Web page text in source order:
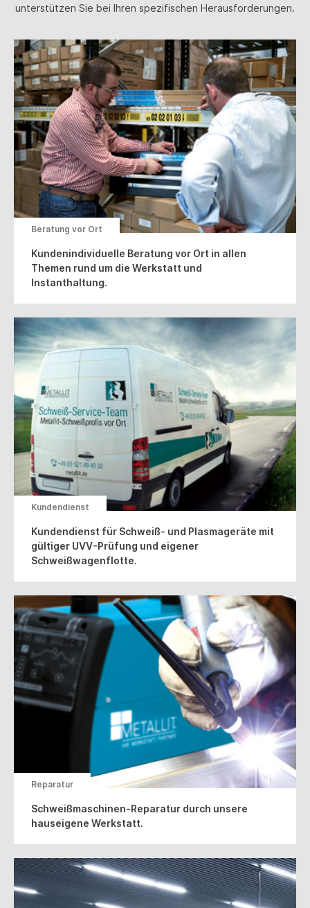
unterstützen Sie bei Ihren spezifischen Herausforderungen.
Beratung vor Ort
Kundenindividuelle Beratung vor Ort in allen
Themen rund um die Werkstatt und
Instanthaltung.
Kundendienst
Kundendienst für Schweiß- und Plasmageräte mit
gültiger UVV-Prüfung und eigener
Schweißwagenflotte.
Reparatur
Schweißmaschinen-Reparatur durch unsere
hauseigene Werkstatt.